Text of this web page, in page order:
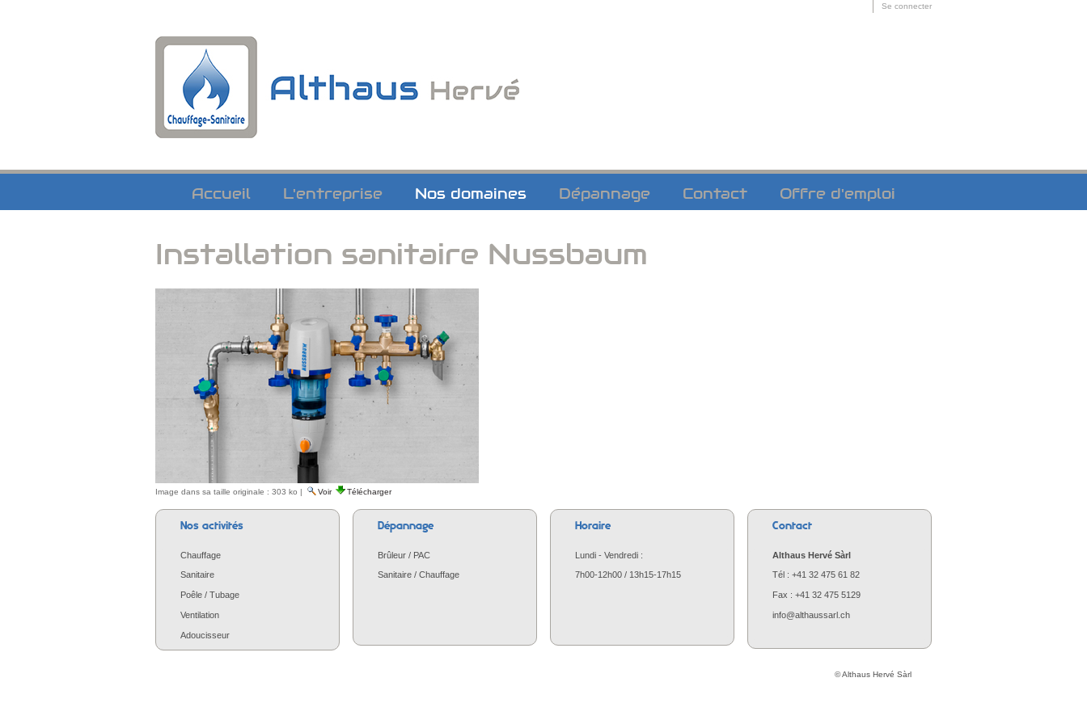
Outils
Se connecter
Navigation
Accueil L'entreprise Nos domaines Dépannage Contact Offre d'emploi
Installation sanitaire Nussbaum
Image dans sa taille originale : 303 ko | Voir Télécharger
Nos activités
Chauffage
Sanitaire
Poêle / Tubage
Ventilation
Adoucisseur
Dépannage
Brûleur / PAC
Sanitaire / Chauffage
Horaire
Lundi - Vendredi :
7h00-12h00 / 13h15-17h15
Contact
Althaus Hervé Sàrl
Tél : +41 32 475 61 82
Fax : +41 32 475 5129
info@althaussarl.ch
© Althaus Hervé Sàrl